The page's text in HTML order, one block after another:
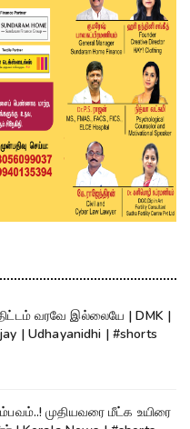
வரவே இல்லையே | DMK |
| Udhayanidhi | #shorts
முதியவரை மீட்க உயிரை